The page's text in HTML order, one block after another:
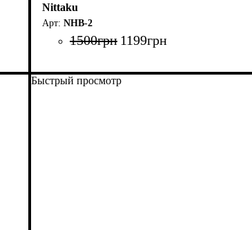
Nittaku
NHB-2
1500грн 1199грн
Быстрый просмотр